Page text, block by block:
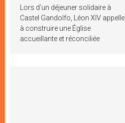
Lors d’un déjeuner solidaire à
Castel Gandolfo, Léon XIV appelle
à construire une Église
accueillante et réconciliée